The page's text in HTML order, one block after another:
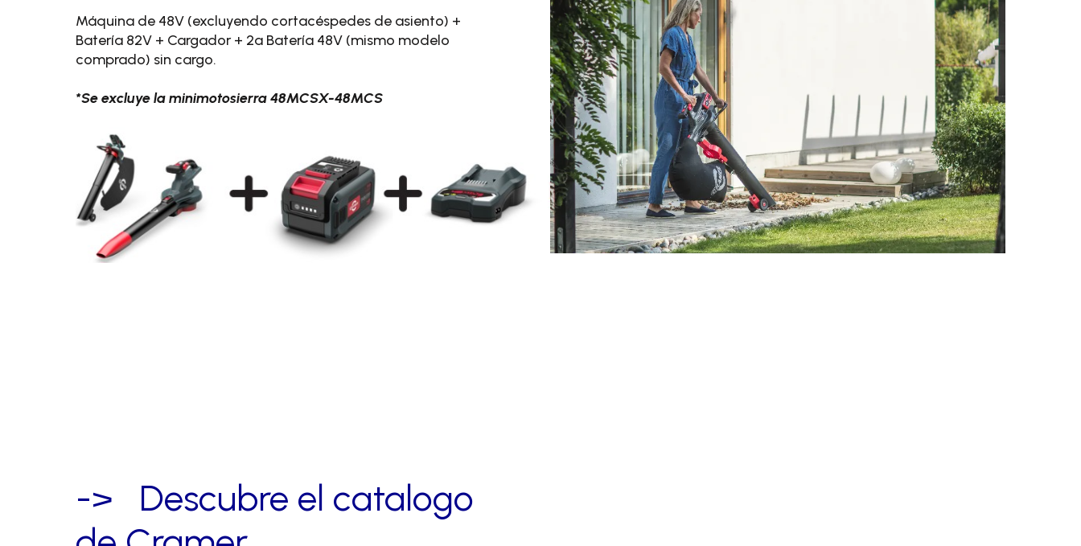
Máquina de 48V (excluyendo cortacéspedes de asiento) +
Batería 82V + Cargador + 2a Batería 48V (mismo modelo
comprado) sin cargo.
*Se excluye la minimotosierra 48MCSX-48MCS
->‎ ‎ ‎ ‎Descubre el catalogo